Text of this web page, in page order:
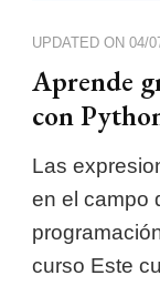
UPDATED ON 04/
Aprende
con
Las
en el campo
curso Este